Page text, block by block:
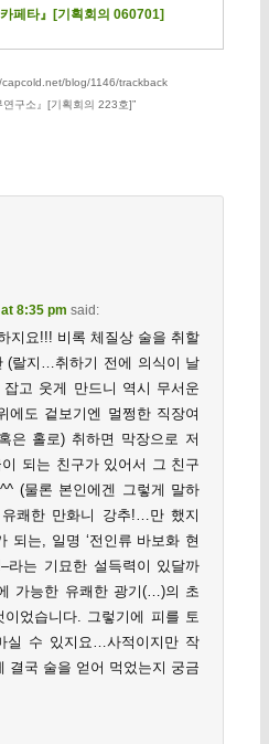
페타』[기획회의 060701]
blog/1146/trackback
구소』[기획회의 223호]”
8:35 pm said:
지요!!! 비록 체질상 술을 취할
(랄지…취하기 전에 의식이 날
고 웃게 만드니 역시 무서운
에도 겉보기엔 멀쩡한 직장여
은 홀로) 취하면 막장으로 저
되는 친구가 있어서 그 친구
(물론 본인에겐 그렇게 말하
쾌한 만화니 강추!…만 했지
되는, 일명 ‘전인류 바보화 현
라는 기묘한 설득력이 있달까
가능한 유쾌한 광기(…)의 초
었습니다. 그렇기에 피를 토
실 수 있지요…사적이지만 작
결국 술을 얻어 먹었는지 궁금